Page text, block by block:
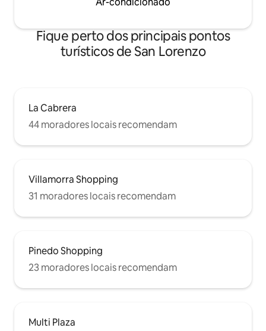
Fique perto dos principais pontos
turísticos de San Lorenzo
La Cabrera
44 moradores locais recomendam
Villamorra Shopping
31 moradores locais recomendam
Pinedo Shopping
23 moradores locais recomendam
Multi Plaza